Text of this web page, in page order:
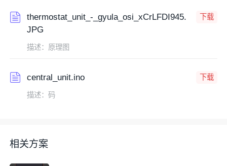
thermostat_unit_-_gyula_osi_xCrLFDI945.
JPG
下载
描述：原理图
central_unit.ino 下载
描述：码
相关方案